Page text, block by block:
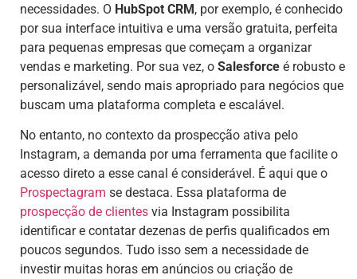
necessidades. O HubSpot CRM, por exemplo, é conhecido
por sua interface intuitiva e uma versão gratuita, perfeita
para pequenas empresas que começam a organizar
vendas e marketing. Por sua vez, o Salesforce é robusto e
personalizável, sendo mais apropriado para negócios que
buscam uma plataforma completa e escalável.
No entanto, no contexto da prospecção ativa pelo
Instagram, a demanda por uma ferramenta que facilite o
acesso direto a esse canal é considerável. É aqui que o
Prospectagram se destaca. Essa plataforma de
prospecção de clientes via Instagram possibilita
identificar e contatar dezenas de perfis qualificados em
poucos segundos. Tudo isso sem a necessidade de
investir muitas horas em anúncios ou criação de